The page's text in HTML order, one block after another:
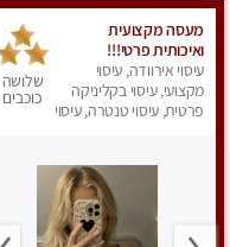
מעסה מקצועית
ואיכותית פרטי!!!
עיסוי אירוודה, עיסוי
מקצועי, עיסוי בקליניקה
פרטית, עיסוי טנטרה, עיסוי
שלושה
כוכבים